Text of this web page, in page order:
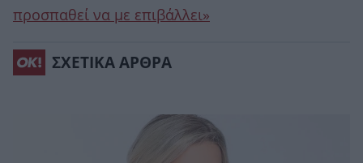
προσπαθεί να με επιβάλλει»
ΣΧΕΤΙΚΑ ΑΡΘΡΑ